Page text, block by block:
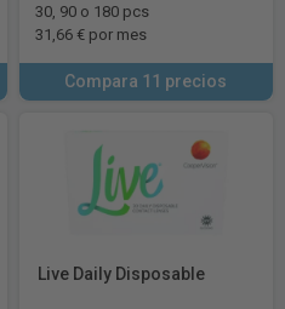
30, 90 o 180 pcs
31,66 € por mes
Compara 11 precios
Live Daily Disposable